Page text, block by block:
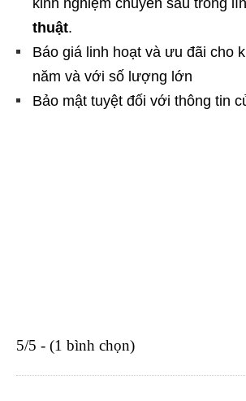
kinh nghiệm chuyên sâu trong
thuật.
Báo giá linh hoạt và ưu đãi cho
năm và với số lượng lớn
Bảo mật tuyệt đối với thông tin
5/5 - (1 bình chọn)